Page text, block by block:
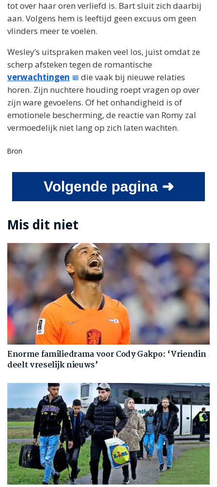
tot over haar oren verliefd is. Bart sluit zich daarbij
aan. Volgens hem is leeftijd geen excuus om geen
vlinders meer te voelen.
Wesley’s uitspraken maken veel los, juist omdat ze
scherp afsteken tegen de romantische
verwachtingen
die vaak bij nieuwe relaties
horen. Zijn nuchtere houding roept vragen op over
zijn ware gevoelens. Of het onhandigheid is of
emotionele bescherming, de reactie van Romy zal
vermoedelijk niet lang op zich laten wachten.
Bron
Volgende pagina ➜
Mis dit niet
Enorme familiedrama voor Cody Gakpo: ‘Vriendin
deelt vreselijk nieuws’